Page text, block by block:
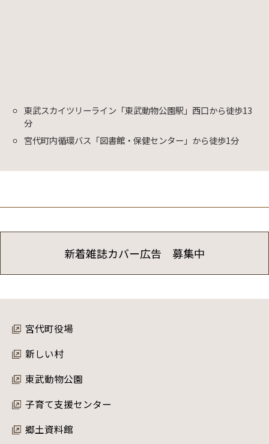
東武スカイツリーライン「東武動物公園駅」西口から徒歩13
分
宮代町内循環バス「図書館・保健センター」から徒歩1分
新着雑誌カバー広告 募集中
宮代町役場
新しい村
東武動物公園
子育て支援センター
郷土資料館